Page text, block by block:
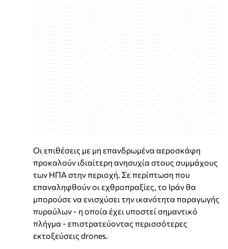
Οι επιθέσεις με μη επανδρωμένα αεροσκάφη
προκαλούν ιδιαίτερη ανησυχία στους συμμάχους
των ΗΠΑ στην περιοχή. Σε περίπτωση που
επαναληφθούν οι εχθροπραξίες, το Ιράν θα
μπορούσε να ενισχύσει την ικανότητα παραγωγής
πυραύλων - η οποία έχει υποστεί σημαντικό
πλήγμα - επιστρατεύοντας περισσότερες
εκτοξεύσεις drones.